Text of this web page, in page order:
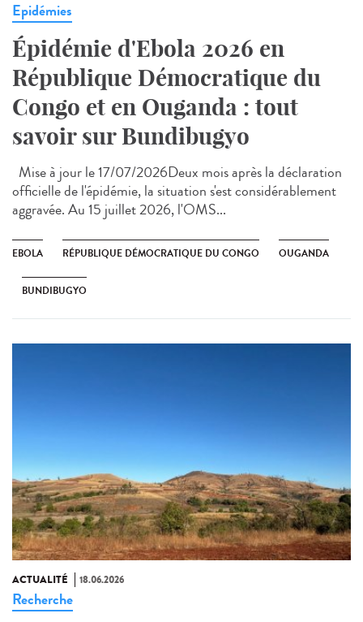
Epidémies
Épidémie d'Ebola 2026 en
République Démocratique du
Congo et en Ouganda : tout
savoir sur Bundibugyo
Mise à jour le 17/07/2026Deux mois après la déclaration
officielle de l'épidémie, la situation s'est considérablement
aggravée. Au 15 juillet 2026, l'OMS...
EBOLA RÉPUBLIQUE DÉMOCRATIQUE DU CONGO OUGANDA
BUNDIBUGYO
ACTUALITÉ 18.06.2026
Recherche